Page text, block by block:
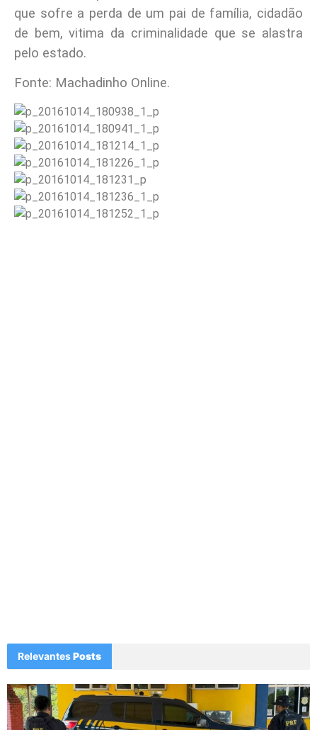
que sofre a perda de um pai de família, cidadão
de bem, vitima da criminalidade que se alastra
pelo estado.
Fonte: Machadinho Online.
RelevantesPosts